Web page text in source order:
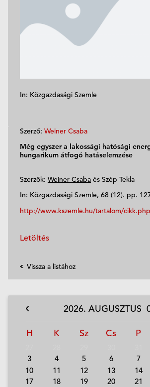
In: Közgazdasági Szemle
Szerző: Weiner Csaba
Még egyszer a lakossági hatósági
hungarikum átfogó hatáselemzése
Szerzők: Weiner Csaba és Szép Tekla
In: Közgazdasági Szemle, 68 (12). pp.
http://www.kszemle.hu/tartalom/
Letöltés
Vissza a listához
2026. AUGUSZTUS
H K Sz Cs P
3
4 5 6 7
10
11 12 13 14
17
18 19 20 21